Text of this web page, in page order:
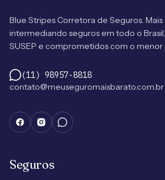
Blue Stripes Corretora de Seguros.
intermediando seguros em todo o
SUSEP e comprometidos com o menor
(11) 98957-8818
contato@meuseguromaisbarato.com.br
Seguros